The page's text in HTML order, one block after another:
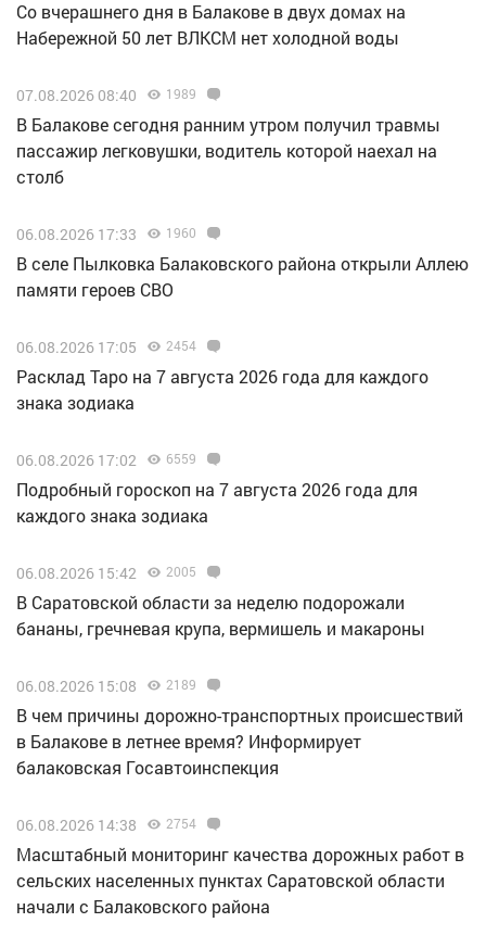
Со вчерашнего дня в Балакове в двух домах на
Набережной 50 лет ВЛКСМ нет холодной воды
07.08.2026 08:40 1989
В Балакове сегодня ранним утром получил травмы
пассажир легковушки, водитель которой наехал на
столб
06.08.2026 17:33 1960
В селе Пылковка Балаковского района открыли Аллею
памяти героев СВО
06.08.2026 17:05 2454
Расклад Таро на 7 августа 2026 года для каждого
знака зодиака
06.08.2026 17:02 6559
Подробный гороскоп на 7 августа 2026 года для
каждого знака зодиака
06.08.2026 15:42 2005
В Саратовской области за неделю подорожали
бананы, гречневая крупа, вермишель и макароны
06.08.2026 15:08 2189
В чем причины дорожно-транспортных происшествий
в Балакове в летнее время? Информирует
балаковская Госавтоинспекция
06.08.2026 14:38 2754
Масштабный мониторинг качества дорожных работ в
сельских населенных пунктах Саратовской области
начали с Балаковского района